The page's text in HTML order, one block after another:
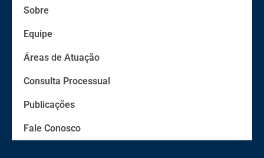
Sobre
Equipe
Áreas de Atuação
Consulta Processual
Publicações
Fale Conosco